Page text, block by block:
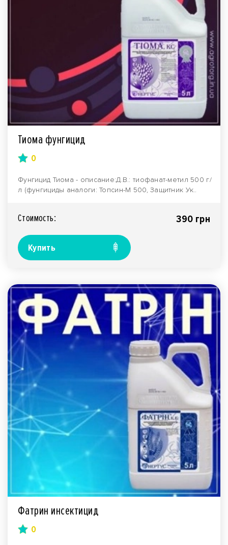
Тиома фунгицид
0
Фунгицид Тиома - описание:Д.В.: тиофанат-метил 500 г/
л (фунгициды аналоги: Топсин-М 500, Защитник Ук..
Стоимость: 390 грн
Купить
Фатрин инсектицид
0